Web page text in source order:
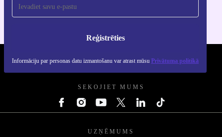
Reģistrēties
Informāciju par personas datu izmantošanu var atrast mūsu Privātuma politikā
REFURBED - RETHINK NEW.
SEKOJIET MUMS
UZŅĒMUMS